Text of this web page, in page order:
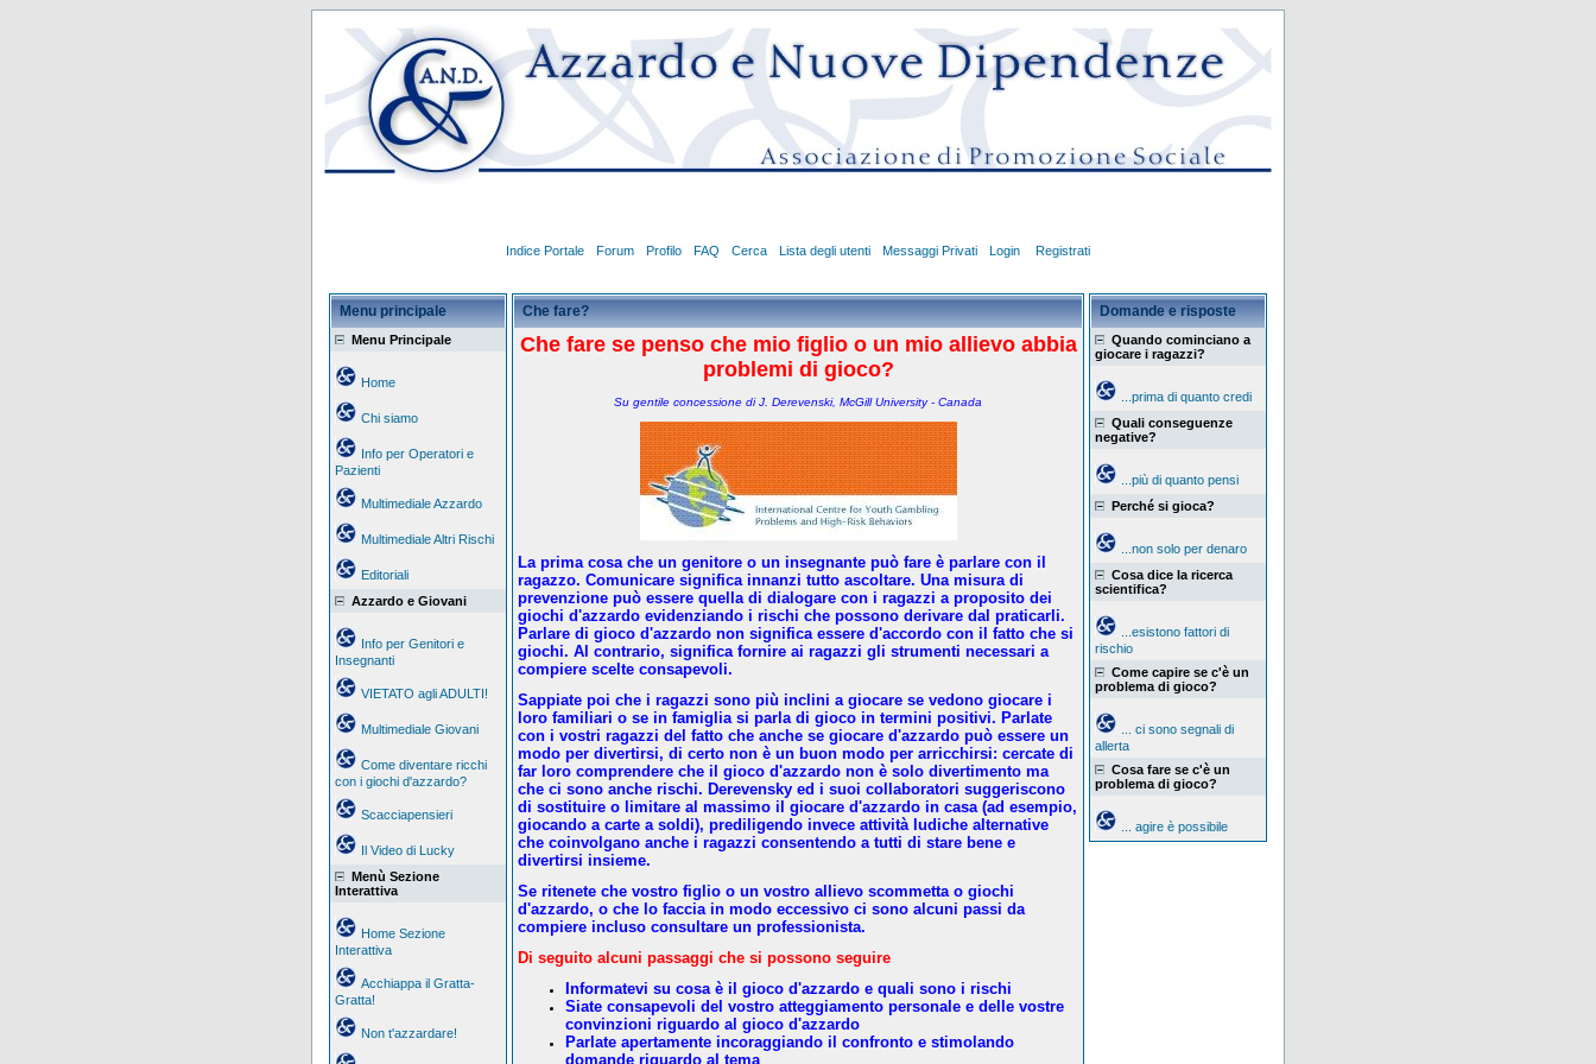
Indice Portale Forum Profilo FAQ Cerca Lista degli utenti Messaggi Privati Login Registrati
Menu principale
Menu Principale
Home
Chi siamo
Info per Operatori e
Pazienti
Multimediale Azzardo
Multimediale Altri Rischi
Editoriali
Azzardo e Giovani
Info per Genitori e
Insegnanti
VIETATO agli ADULTI!
Multimediale Giovani
Come diventare ricchi
con i giochi d'azzardo?
Scacciapensieri
Il Video di Lucky
Menù Sezione
Interattiva
Home Sezione
Interattiva
Acchiappa il Gratta-
Gratta!
Non t'azzardare!
Che fare?
Che fare se penso che mio figlio o un mio allievo abbia
problemi di gioco?
Su gentile concessione di J. Derevenski, McGill University - Canada
La prima cosa che un genitore o un insegnante può fare è parlare con il
ragazzo. Comunicare significa innanzi tutto ascoltare. Una misura di
prevenzione può essere quella di dialogare con i ragazzi a proposito dei
giochi d'azzardo evidenziando i rischi che possono derivare dal praticarli.
Parlare di gioco d'azzardo non significa essere d'accordo con il fatto che si
giochi. Al contrario, significa fornire ai ragazzi gli strumenti necessari a
compiere scelte consapevoli.
Sappiate poi che i ragazzi sono più inclini a giocare se vedono giocare i
loro familiari o se in famiglia si parla di gioco in termini positivi. Parlate
con i vostri ragazzi del fatto che anche se giocare d'azzardo può essere un
modo per divertirsi, di certo non è un buon modo per arricchirsi: cercate di
far loro comprendere che il gioco d'azzardo non è solo divertimento ma
che ci sono anche rischi. Derevensky ed i suoi collaboratori suggeriscono
di sostituire o limitare al massimo il giocare d'azzardo in casa (ad esempio,
giocando a carte a soldi), prediligendo invece attività ludiche alternative
che coinvolgano anche i ragazzi consentendo a tutti di stare bene e
divertirsi insieme.
Se ritenete che vostro figlio o un vostro allievo scommetta o giochi
d'azzardo, o che lo faccia in modo eccessivo ci sono alcuni passi da
compiere incluso consultare un professionista.
Di seguito alcuni passaggi che si possono seguire
Informatevi su cosa è il gioco d'azzardo e quali sono i rischi
Siate consapevoli del vostro atteggiamento personale e delle vostre
convinzioni riguardo al gioco d'azzardo
Parlate apertamente incoraggiando il confronto e stimolando
domande riguardo al tema
Domande e risposte
Quando cominciano a
giocare i ragazzi?
...prima di quanto credi
Quali conseguenze
negative?
...più di quanto pensi
Perché si gioca?
...non solo per denaro
Cosa dice la ricerca
scientifica?
...esistono fattori di
rischio
Come capire se c'è un
problema di gioco?
... ci sono segnali di
allerta
Cosa fare se c'è un
problema di gioco?
... agire è possibile